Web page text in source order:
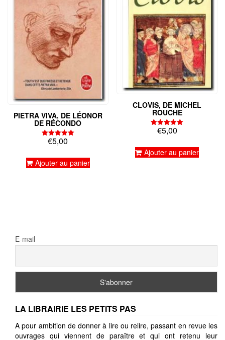
PIETRA VIVA, DE LÉONOR
DE RÉCONDO
Note
5.00
€5,00
Ajouter au panier
CLOVIS, DE MICHEL
ROUCHE
Note
5.00
€5,00
Ajouter au panier
E-mail
LA LIBRAIRIE LES PETITS PAS
A pour ambition de donner à lire ou relire, passant en revue les
ouvrages qui viennent de paraître et qui ont retenu leur